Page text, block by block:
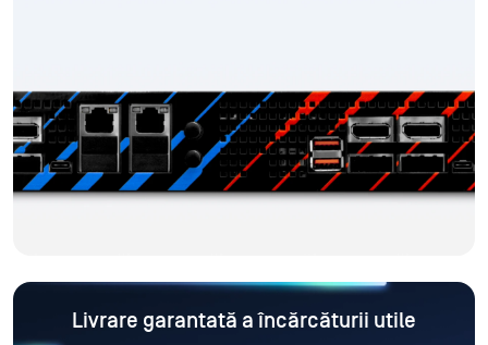
Livrare garantată a încărcăturii utile